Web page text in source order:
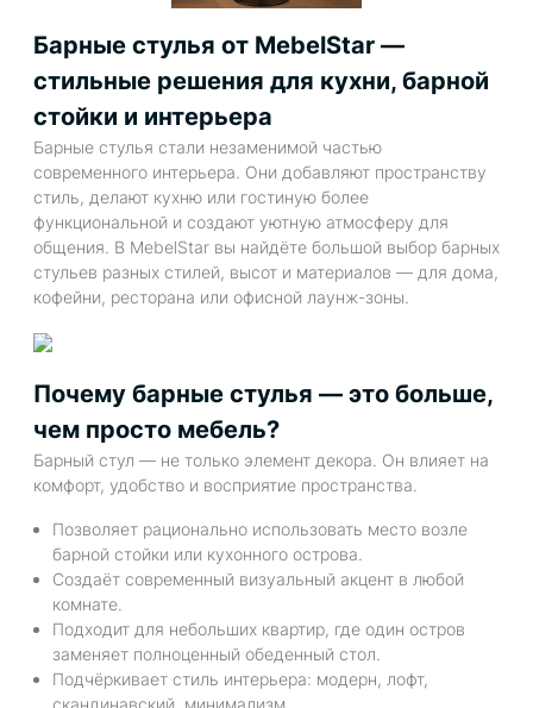
Барные стулья от MebelStar —
стильные решения для кухни, барной
стойки и интерьера
Барные стулья стали незаменимой частью
современного интерьера. Они добавляют пространству
стиль, делают кухню или гостиную более
функциональной и создают уютную атмосферу для
общения. В MebelStar вы найдёте большой выбор барных
стульев разных стилей, высот и материалов — для дома,
кофейни, ресторана или офисной лаунж-зоны.
Почему барные стулья — это больше,
чем просто мебель?
Барный стул — не только элемент декора. Он влияет на
комфорт, удобство и восприятие пространства.
Позволяет рационально использовать место возле
барной стойки или кухонного острова.
Создаёт современный визуальный акцент в любой
комнате.
Подходит для небольших квартир, где один остров
заменяет полноценный обеденный стол.
Подчёркивает стиль интерьера: модерн, лофт,
скандинавский, минимализм.